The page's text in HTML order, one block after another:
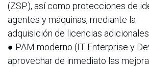
(ZSP), así como protecciones de
agentes y máquinas, mediante la
adquisición de licencias
● PAM moderno (IT Enterprise y
aprovechar de inmediato las